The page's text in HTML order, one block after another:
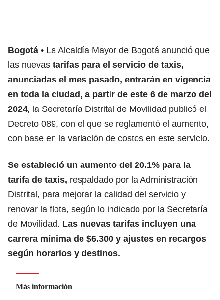
Bogotá
La Alcaldía Mayor de Bogotá anunció que
las nuevas tarifas para el servicio de taxis,
anunciadas el mes pasado, entrarán en vigencia
en toda la ciudad, a partir de este 6 de marzo del
2024, la Secretaría Distrital de Movilidad publicó el
Decreto 089, con el que se reglamentó el aumento,
con base en la variación de costos en este servicio.
Se estableció un aumento del 20.1% para la
tarifa de taxis, respaldado por la Administración
Distrital, para mejorar la calidad del servicio y
renovar la flota, según lo indicado por la Secretaría
de Movilidad. Las nuevas tarifas incluyen una
carrera mínima de $6.300 y ajustes en recargos
según horarios y destinos.
Más información